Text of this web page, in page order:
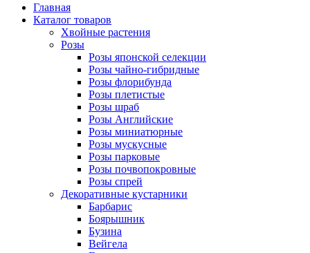
Главная
Каталог товаров
Хвойные растения
Розы
Розы японской селекции
Розы чайно-гибридные
Розы флорибунда
Розы плетистые
Розы шраб
Розы Английские
Розы миниатюрные
Розы мускусные
Розы парковые
Розы почвопокровные
Розы спрей
Декоративные кустарники
Барбарис
Боярышник
Бузина
Вейгела